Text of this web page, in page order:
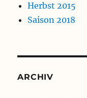
Herbst 2015
Saison 2018
ARCHIV